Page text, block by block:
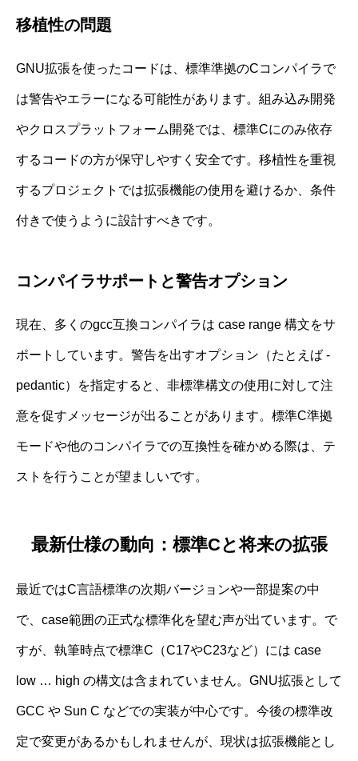
移植性の問題
GNU拡張を使ったコードは、標準準拠のCコンパイラで
は警告やエラーになる可能性があります。組み込み開発
やクロスプラットフォーム開発では、標準Cにのみ依存
するコードの方が保守しやすく安全です。移植性を重視
するプロジェクトでは拡張機能の使用を避けるか、条件
付きで使うように設計すべきです。
コンパイラサポートと警告オプション
現在、多くのgcc互換コンパイラは case range 構文をサ
ポートしています。警告を出すオプション（たとえば -
pedantic）を指定すると、非標準構文の使用に対して注
意を促すメッセージが出ることがあります。標準C準拠
モードや他のコンパイラでの互換性を確かめる際は、テ
ストを行うことが望ましいです。
最新仕様の動向：標準Cと将来の拡張
最近ではC言語標準の次期バージョンや一部提案の中
で、case範囲の正式な標準化を望む声が出ています。で
すが、執筆時点で標準C（C17やC23など）には case
low … high の構文は含まれていません。GNU拡張として
GCC や Sun C などでの実装が中心です。今後の標準改
定で変更があるかもしれませんが、現状は拡張機能とし